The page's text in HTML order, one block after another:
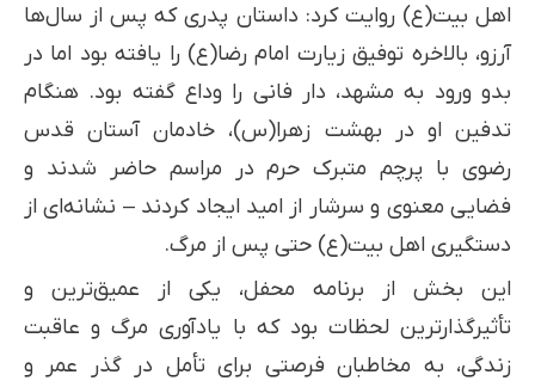
اهل بیت(ع) روایت کرد: داستان پدری که پس از سال‌ها
آرزو، بالاخره توفیق زیارت امام رضا(ع) را یافته بود اما در
بدو ورود به مشهد، دار فانی را وداع گفته بود. هنگام
تدفین او در بهشت زهرا(س)، خادمان آستان قدس
رضوی با پرچم متبرک حرم در مراسم حاضر شدند و
فضایی معنوی و سرشار از امید ایجاد کردند – نشانه‌ای از
دستگیری اهل بیت(ع) حتی پس از مرگ.
این بخش از برنامه محفل، یکی از عمیق‌ترین و
تأثیرگذارترین لحظات بود که با یادآوری مرگ و عاقبت
زندگی، به مخاطبان فرصتی برای تأمل در گذر عمر و